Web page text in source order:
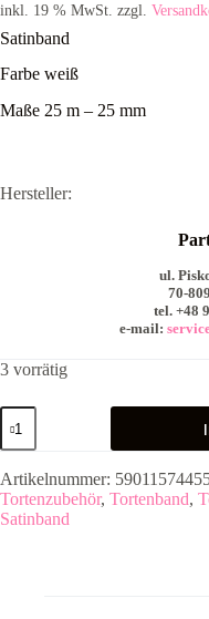
inkl. 19 % MwSt. zzgl.
Satinband
Farbe weiß
Maße 25 m – 25 mm
Hersteller:
ul.
70-
tel. +48
e-mail:
3 vorrätig
Satinband
25
m
-
25
mm
Artikelnummer:
Tortenzubehör, Tortenband,
Satinband